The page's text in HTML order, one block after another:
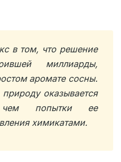
в том, что решение
миллиарды,
аромате сосны.
оказывается
чем попытки ее
химикатами.